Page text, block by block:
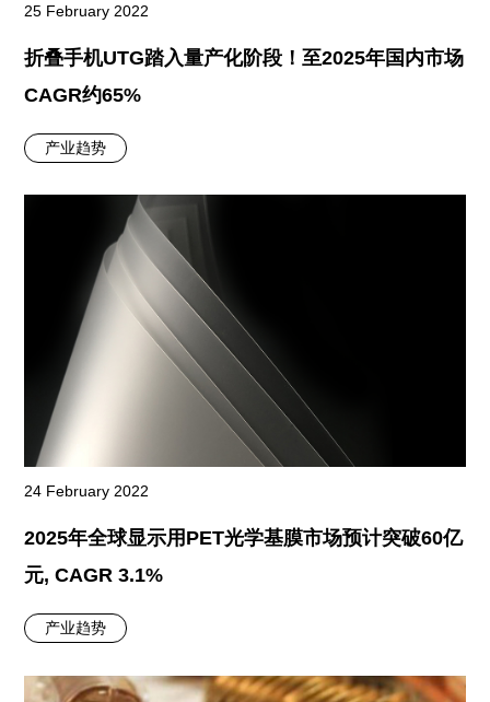
25 February 2022
折叠手机UTG踏入量产化阶段！至2025年国内市场
CAGR约65%
产业趋势
24 February 2022
2025年全球显示用PET光学基膜市场预计突破60亿
元, CAGR 3.1%
产业趋势